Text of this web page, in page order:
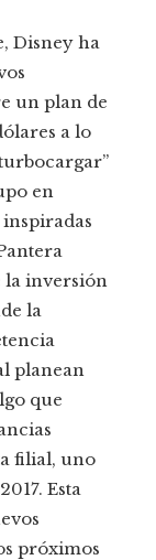
Disney ha
un plan de
a lo
en
la inversión
la
planean
que
filial, uno
Esta
próximos